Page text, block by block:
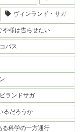
ヴィンランド・サガ
や様は告らせたい
パス
ランドサガ
るだろうか
る科学の一方通行